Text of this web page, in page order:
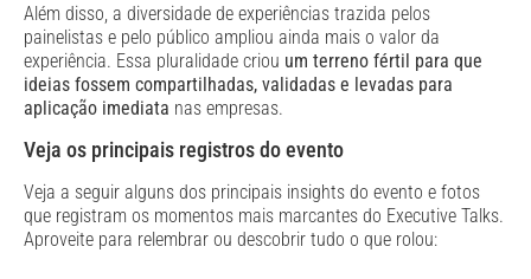
Além disso, a diversidade de experiências trazida pelos
painelistas e pelo público ampliou ainda mais o valor da
experiência. Essa pluralidade criou um terreno fértil para que
ideias fossem compartilhadas, validadas e levadas para
aplicação imediata nas empresas.
Veja os principais registros do evento
Veja a seguir alguns dos principais insights do evento e fotos
que registram os momentos mais marcantes do Executive Talks.
Aproveite para relembrar ou descobrir tudo o que rolou: